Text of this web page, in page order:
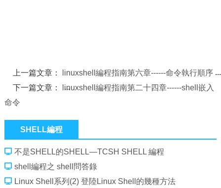
上一篇文章：
linuxshell編程指南第六章------命令執行順序
下一篇文章：
linuxshell編程指南第二十四章------shell嵌入
命令
SHELL編程
不是SHELL的SHELL—TCSH SHELL 編程
shell編程之 shell問答錄
Linux Shell系列(2) 登陸Linux Shell的幾種方法